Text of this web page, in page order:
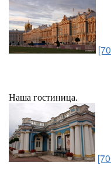
Наша гостиница.